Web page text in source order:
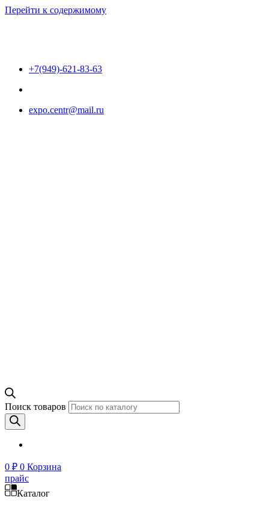
Перейти к содержимому
+7(949)-621-83-63
expo.centr@mail.ru
Поиск товаров
0 ₽ 0 Корзина
прайс
Каталог